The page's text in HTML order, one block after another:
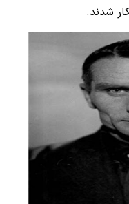
شدند.